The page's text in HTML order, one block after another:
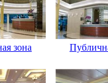
зона